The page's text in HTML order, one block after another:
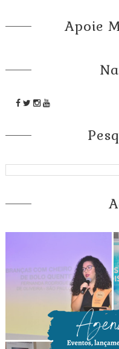
Apoie